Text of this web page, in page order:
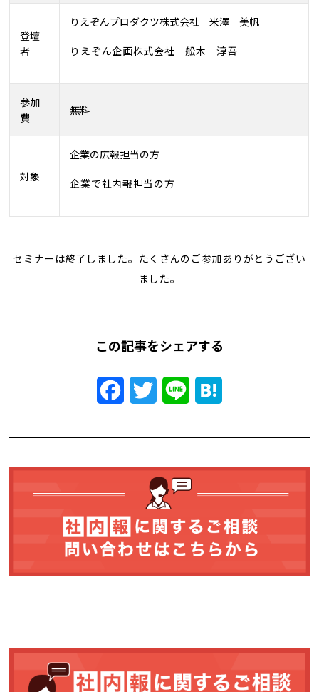
登壇
者
りえぞんプロダクツ株式会社 米澤 美帆
りえぞん企画株式会社 舩木 淳吾
参加
費
無料
対象
企業の広報担当の方
企業で社内報担当の方
セミナーは終了しました。たくさんのご参加ありがとうござい
ました。
この記事をシェアする
FacebookTwitter Line